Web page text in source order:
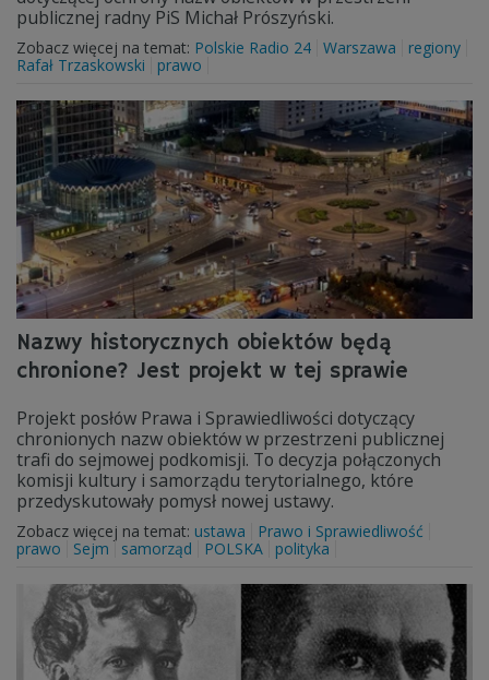
publicznej radny PiS Michał Prószyński.
Zobacz więcej na temat: Polskie Radio 24 Warszawa
regiony
Rafał Trzaskowski
prawo
Nazwy historycznych obiektów będą
chronione? Jest projekt w tej sprawie
Projekt posłów Prawa i Sprawiedliwości dotyczący
chronionych nazw obiektów w przestrzeni publicznej
trafi do sejmowej podkomisji. To decyzja połączonych
komisji kultury i samorządu terytorialnego, które
przedyskutowały pomysł nowej ustawy.
Zobacz więcej na temat: ustawa
Prawo i Sprawiedliwość
prawo
Sejm samorząd POLSKA polityka